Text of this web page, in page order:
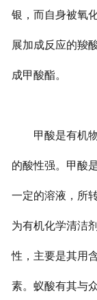
银，而自身被氧
展加成反应的羧
成甲酸酯。
甲酸是有机物
的酸性强。甲酸
一定的溶液，所
为有机化学清洁
性，主要是其用
素。蚁酸有其与